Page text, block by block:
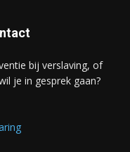
bij verslaving, of
je in gesprek gaan?